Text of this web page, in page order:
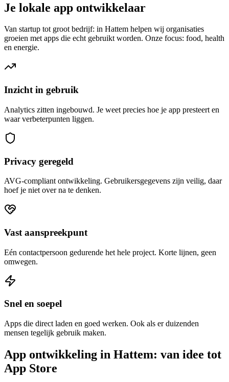
Je lokale app ontwikkelaar
Van startup tot groot bedrijf: in Hattem helpen wij organisaties
groeien met apps die echt gebruikt worden. Onze focus: food, health
en energie.
Inzicht in gebruik
Analytics zitten ingebouwd. Je weet precies hoe je app presteert en
waar verbeterpunten liggen.
Privacy geregeld
AVG-compliant ontwikkeling. Gebruikersgegevens zijn veilig, daar
hoef je niet over na te denken.
Vast aanspreekpunt
Eén contactpersoon gedurende het hele project. Korte lijnen, geen
omwegen.
Snel en soepel
Apps die direct laden en goed werken. Ook als er duizenden
mensen tegelijk gebruik maken.
App ontwikkeling in Hattem: van idee tot
App Store